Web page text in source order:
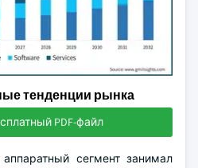
тенденции рынка
PDF-файл
сегмент занимал